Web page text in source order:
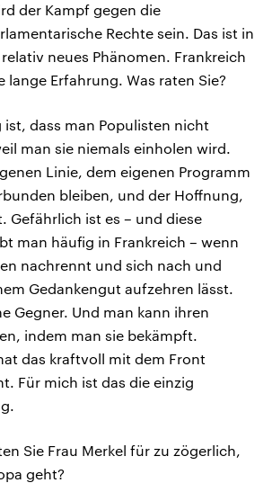
der Kampf gegen die
Rechte sein. Das ist in
neues Phänomen. Frankreich
lange Erfahrung. Was raten Sie?
ist, dass man Populisten nicht
man sie niemals einholen wird.
Linie, dem eigenen Programm
bleiben, und der Hoffnung,
Gefährlich ist es – und diese
man häufig in Frankreich – wenn
nachrennt und sich nach und
Gedankengut aufzehren lässt.
Gegner. Und man kann ihren
indem man sie bekämpft.
das kraftvoll mit dem Front
Für mich ist das die einzig
Sie Frau Merkel für zu zögerlich,
geht?